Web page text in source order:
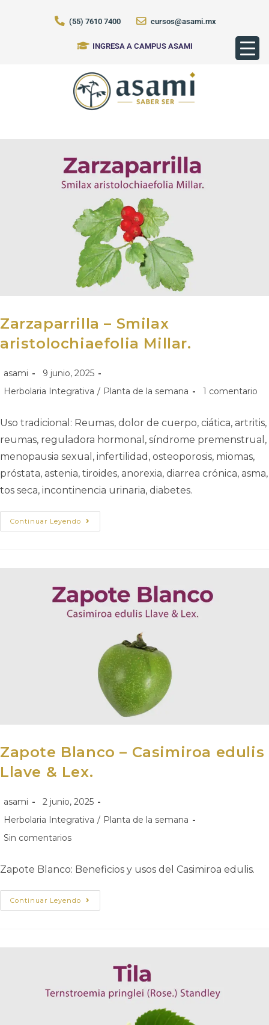
(55) 7610 7400 cursos@asami.mx
INGRESA A CAMPUS ASAMI
Zarzaparrilla – Smilax
aristolochiaefolia Millar.
asami
9 junio, 2025
Herbolaria Integrativa / Planta de la semana 1 comentario
Uso tradicional: Reumas, dolor de cuerpo, ciática, artritis,
reumas, reguladora hormonal, síndrome premenstrual,
menopausia sexual, infertilidad, osteoporosis, miomas,
próstata, astenia, tiroides, anorexia, diarrea crónica, asma,
tos seca, incontinencia urinaria, diabetes.
Continuar Leyendo
Zapote Blanco – Casimiroa edulis
Llave & Lex.
asami
2 junio, 2025
Herbolaria Integrativa / Planta de la semana
Sin comentarios
Zapote Blanco: Beneficios y usos del Casimiroa edulis.
Continuar Leyendo